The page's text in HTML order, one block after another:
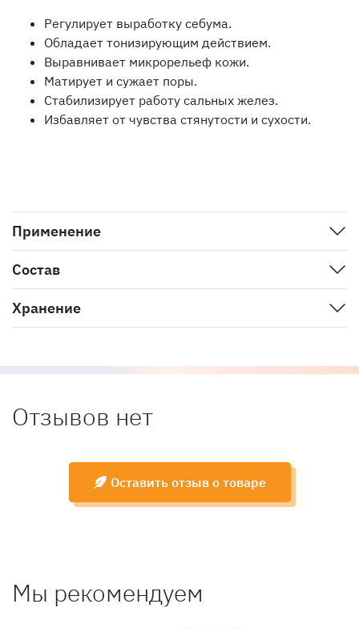
Регулирует выработку себума.
Обладает тонизирующим действием.
Выравнивает микрорельеф кожи.
Матирует и сужает поры.
Стабилизирует работу сальных желез.
Избавляет от чувства стянутости и сухости.
Применение
Состав
Хранение
Отзывов нет
Оставить отзыв о товаре
Мы рекомендуем